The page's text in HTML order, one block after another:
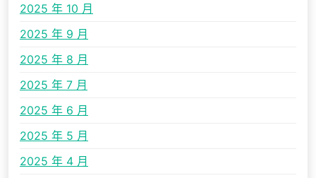
2025 年 10 月
2025 年 9 月
2025 年 8 月
2025 年 7 月
2025 年 6 月
2025 年 5 月
2025 年 4 月